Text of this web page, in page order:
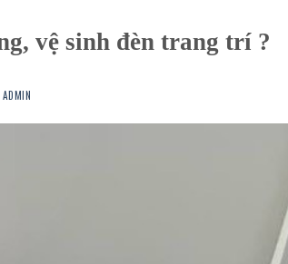
vệ sinh đèn trang trí ?
ADMIN